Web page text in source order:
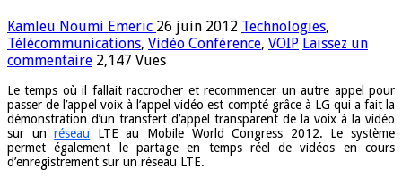
Kamleu Noumi Emeric 26 juin 2012 Technologies,
Télécommunications, Vidéo Conférence, VOIP Laissez un
commentaire 2,147 Vues
Le temps où il fallait raccrocher et recommencer un autre appel pour
passer de l’appel voix à l’appel vidéo est compté grâce à LG qui a fait la
démonstration d’un transfert d’appel transparent de la voix à la vidéo
sur unréseau LTE au Mobile World Congress 2012. Le système
permet également le partage en temps réel de vidéos en cours
d’enregistrement sur un réseau LTE.